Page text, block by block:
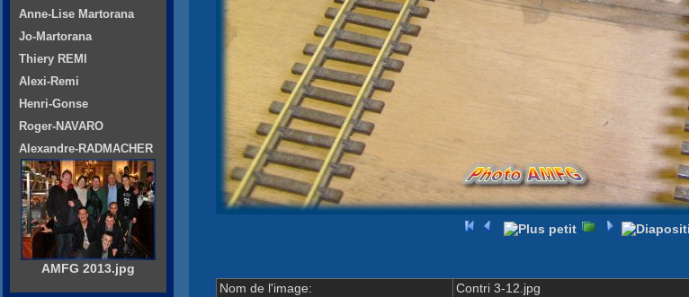
Nom de l'image:
Contri 3-12.jpg
Anne-Lise Martorana
Jo-Martorana
Thiery REMI
Alexi-Remi
Henri-Gonse
Roger-NAVARO
Alexandre-RADMACHER
AMFG 2013.jpg